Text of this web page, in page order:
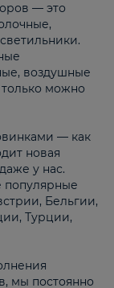
— это
воздушные
можно
— как
новая
у нас.
популярные
Бельгии,
Турции,
мы постоянно